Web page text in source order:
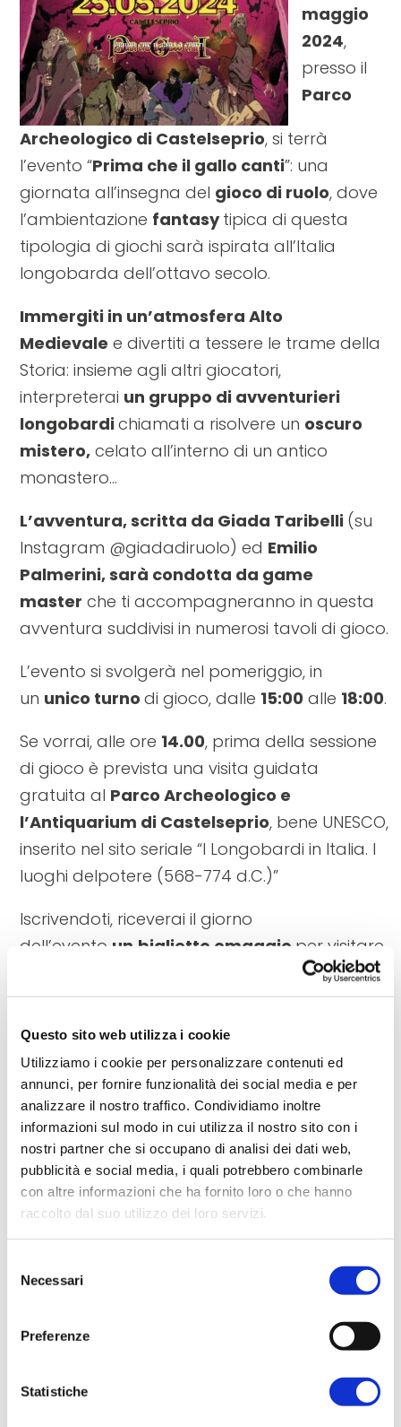
Questo sito web utilizza i cookie
Utilizziamo i cookie per personalizzare contenuti ed
annunci, per fornire funzionalità dei social media e per
analizzare il nostro traffico. Condividiamo inoltre
informazioni sul modo in cui utilizza il nostro sito con i
nostri partner che si occupano di analisi dei dati web,
pubblicità e social media, i quali potrebbero combinarle
con altre informazioni che ha fornito loro o che hanno
raccolto dal suo utilizzo dei loro servizi.
l'informativa sulla
Cookie Policy
delNecessari
Preferenze
Statistiche
maggio
2024,
presso il
Parco
Archeologico di Castelseprio, si terrà
l’evento “Prima che il gallo canti”: una
giornata all’insegna del gioco di ruolo, dove
l’ambientazione fantasytipica di questa
tipologia di giochi sarà ispirata all’Italia
longobarda dell’ottavo secolo.
Immergiti in un’atmosfera Alto
Medievale e divertiti a tessere le trame della
Storia: insieme agli altri giocatori,
interpreterai un gruppo di avventurieri
longobardichiamati a risolvere un oscuro
mistero, celato all’interno di un antico
monastero…
L’avventura, scritta da Giada Taribelli (su
Instagram @giadadiruolo) ed Emilio
Palmerini, sarà condotta da game
master che ti accompagneranno in questa
avventura suddivisi in numerosi tavoli di gioco.
L’evento si svolgerà nel pomeriggio, in
un unico turnodi gioco, dalle 15:00 alle 18:00.
Se vorrai, alle ore 14.00, prima della sessione
di gioco è prevista una visita guidata
gratuita al Parco Archeologico e
l’Antiquarium di Castelseprio, bene UNESCO,
inserito nel sito seriale “I Longobardi in Italia. I
luoghi delpotere (568-774 d.C.)”
Iscrivendoti, riceverai il giorno
dell’evento un biglietto omaggio per visitare
Rocca Albornoz – Museo nazionale del
DucatodiSpoleto e ilmanuale della one-
shot, con all’interno tutte le istruzioni per
giocare l’avventura e un fumetto (l’antefatto
della storia narrata) disegnato
daFrancesco Mazziotta(su Instagram
@instaframm_).
Gli iscritti riceveranno una mail nei giorni
precedenti all’evento, con il dettaglio di tutte le
CLICCA QUI per i
L’avventura di “Prima che il gallo canti”